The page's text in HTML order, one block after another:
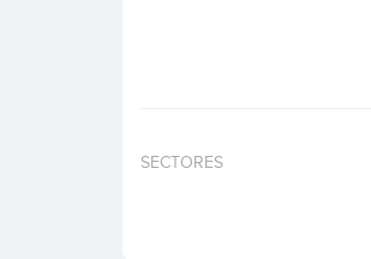
SECTORES